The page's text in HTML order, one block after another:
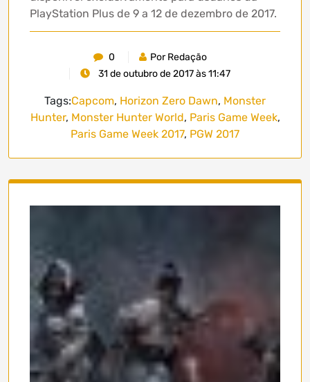
PlayStation Plus de 9 a 12 de dezembro de 2017.
0
Por Redação
31 de outubro de 2017 às 11:47
Tags:Capcom, Horizon Zero Dawn, Monster
Hunter, Monster Hunter World, Paris Game Week,
Paris Game Week 2017, PGW 2017